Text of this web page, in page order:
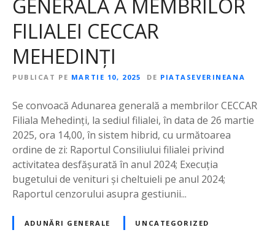
GENERALĂ A MEMBRILOR
FILIALEI CECCAR
MEHEDINȚI
PUBLICAT PE MARTIE 10, 2025 DE PIATASEVERINEANA
Se convoacă Adunarea generală a membrilor CECCAR
Filiala Mehedinți, la sediul filialei, în data de 26 martie
2025, ora 14,00, în sistem hibrid, cu următoarea
ordine de zi: Raportul Consiliului filialei privind
activitatea desfăşurată în anul 2024; Execuția
bugetului de venituri şi cheltuieli pe anul 2024;
Raportul cenzorului asupra gestiunii...
ADUNĂRI GENERALE UNCATEGORIZED